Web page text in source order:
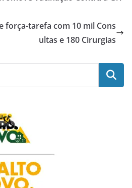
e
r
e
d
I
e
força-tarefa com 10 mil Cons
ultas e 180 Cirurgias